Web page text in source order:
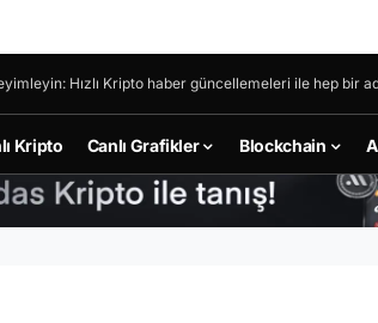
Hızlı Kripto haber güncellemeleri ile hep bir
Kripto Canlı Grafikler Blockchain